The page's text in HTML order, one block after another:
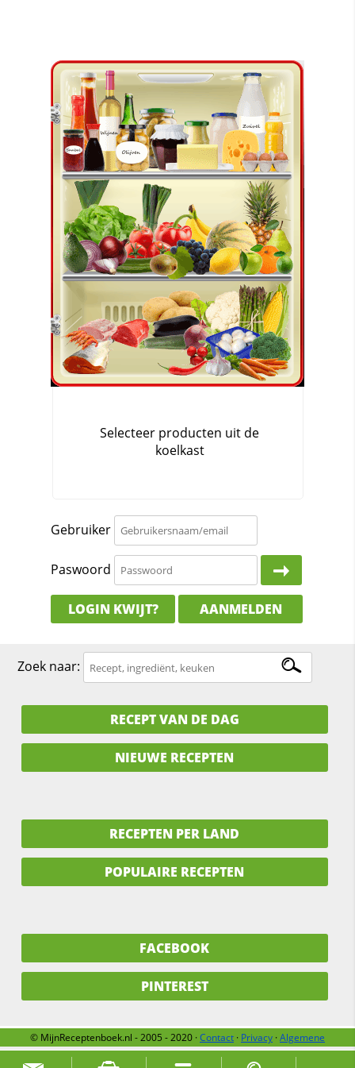
Gebruiker
Paswoord
LOGIN KWIJT? AANMELDEN
Zoek naar:
RECEPT VAN DE DAG
NIEUWE RECEPTEN
RECEPTEN PER LAND
POPULAIRE RECEPTEN
FACEBOOK
PINTEREST
© MijnReceptenboek.nl - 2005 - 2020 ·Contact · Privacy ·Algemene
voorwaarden
Over ons